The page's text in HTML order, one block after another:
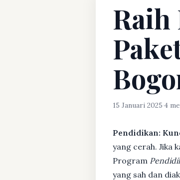
Raih
15 Januari 2025·4
Pendidikan:
yang cerah. Jika
Program
yang sah dan